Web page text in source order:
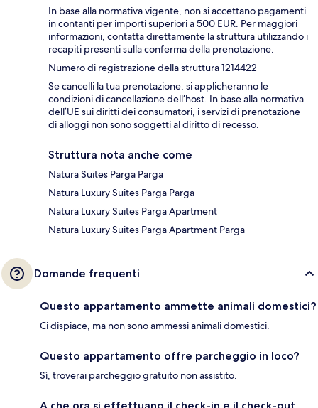
In base alla normativa vigente, non si accettano pagamenti
in contanti per importi superiori a 500 EUR. Per maggiori
informazioni, contatta direttamente la struttura utilizzando i
recapiti presenti sulla conferma della prenotazione.
Numero di registrazione della struttura 1214422
Se cancelli la tua prenotazione, si applicheranno le
condizioni di cancellazione dell’host. In base alla normativa
dell’UE sui diritti dei consumatori, i servizi di prenotazione
di alloggi non sono soggetti al diritto di recesso.
Struttura nota anche come
Natura Suites Parga Parga
Natura Luxury Suites Parga Parga
Natura Luxury Suites Parga Apartment
Natura Luxury Suites Parga Apartment Parga
Domande frequenti
Questo appartamento ammette animali domestici?
Ci dispiace, ma non sono ammessi animali domestici.
Questo appartamento offre parcheggio in loco?
Sì, troverai parcheggio gratuito non assistito.